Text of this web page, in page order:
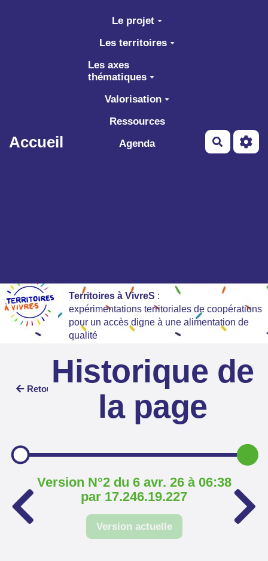
Aller au contenu principal
Accueil
Le projet
Les territoires
Les axes
thématiques
Valorisation
Ressources
Agenda
Territoires à VivreS :
expérimentations territoriales de coopérations
pour un accès digne à une alimentation de
qualité
Retour Historique de
la page
Version N°2 du 6 avr. 26 à 06:38
par 17.246.19.227
Version actuelle